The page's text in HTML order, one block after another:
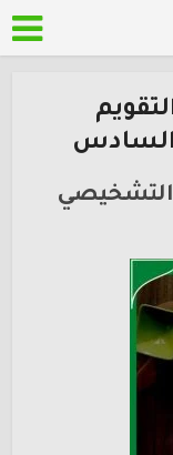
التشخيصي